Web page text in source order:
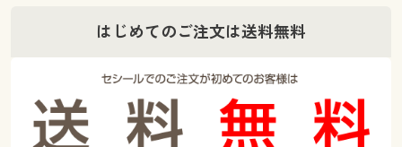
特定商取引法に基づく表示
古物営業法に基づく表示
著作権・商標について
はじめてのご注文は送料無料